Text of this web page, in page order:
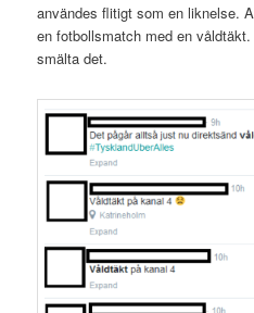
användes flitigt som en liknelse.
en fotbollsmatch med en
smälta det.